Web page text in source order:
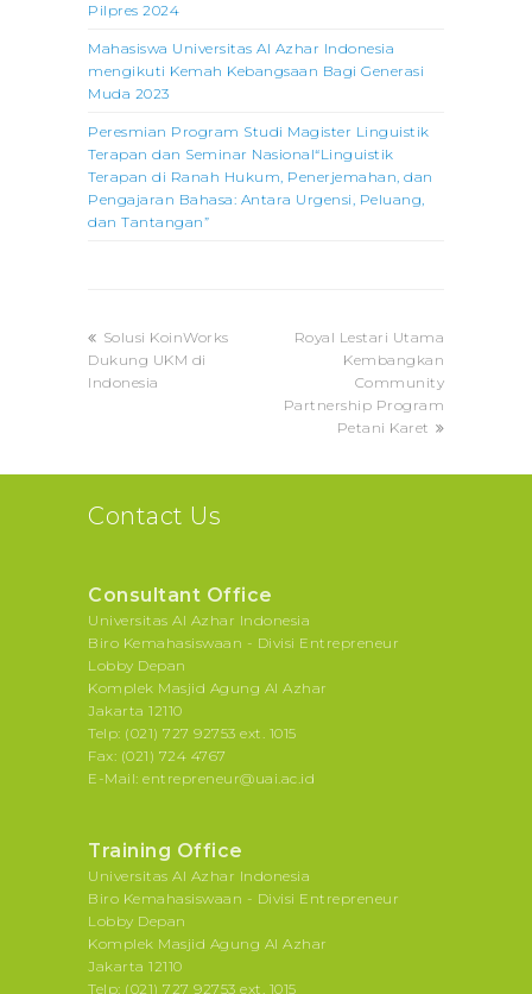
Pilpres 2024
Mahasiswa Universitas Al Azhar Indonesia
mengikuti Kemah Kebangsaan Bagi Generasi
Muda 2023
Peresmian Program Studi Magister Linguistik
Terapan dan Seminar Nasional“Linguistik
Terapan di Ranah Hukum, Penerjemahan, dan
Pengajaran Bahasa: Antara Urgensi, Peluang,
dan Tantangan”
previous
post:
Solusi KoinWorks
Dukung UKM di
Indonesia
next
Royal Lestari Utama
Kembangkan
Community
Partnership Program
Petani Karet
Contact Us
Consultant Office
Universitas Al Azhar Indonesia
Biro Kemahasiswaan - Divisi Entrepreneur
Lobby Depan
Komplek Masjid Agung Al Azhar
Jakarta 12110
Telp: (021) 727 92753 ext. 1015
Fax: (021) 724 4767
E-Mail: entrepreneur@uai.ac.id
Training Office
Universitas Al Azhar Indonesia
Biro Kemahasiswaan - Divisi Entrepreneur
Lobby Depan
Komplek Masjid Agung Al Azhar
Jakarta 12110
Telp: (021) 727 92753 ext. 1015